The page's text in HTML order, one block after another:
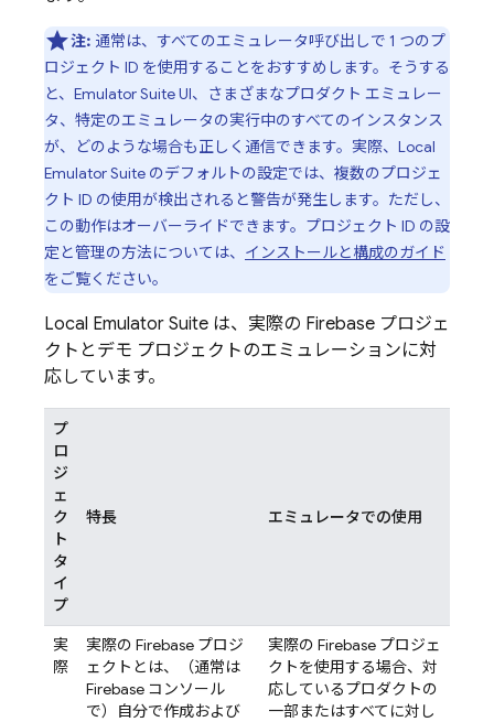
注: 通常は、すべてのエミュレータ呼び出しで 1 つのプ
ロジェクト ID を使用することをおすすめします。そうする
と、 Emulator Suite UI、さまざまなプロダクト エミュレー
タ、特定のエミュレータの実行中のすべてのインスタンス
が、どのような場合も正しく通信できます。実際、 Local
Emulator Suite のデフォルトの設定では、複数のプロジェ
クト ID の使用が検出されると警告が発生します。ただし、
この動作はオーバーライドできます。プロジェクト ID の設
定と管理の方法については、 インストールと構成のガイド
をご覧ください。
Local Emulator Suite は、実際の Firebase プロジェ
クトとデモ プロジェクトのエミュレーションに対
応しています。
プ
ロ
ジ
ェ
ク
ト
タ
イ
プ
特長 エミュレータでの使用
実
際
実際の Firebase プロジ
ェクトとは、（通常は
Firebase コンソール
で）自分で作成および
実際の Firebase プロジェ
クトを使用する場合、対
応しているプロダクトの
一部またはすべてに対し